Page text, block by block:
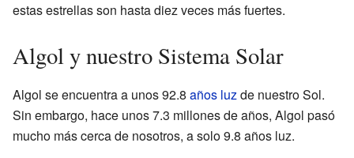
estas estrellas son hasta diez veces más fuertes.
Algol y nuestro Sistema Solar
Algol se encuentra a unos 92.8 años luzde nuestro Sol.
Sin embargo, hace unos 7.3 millones de años, Algol pasó
mucho más cerca de nosotros, a solo 9.8 años luz.